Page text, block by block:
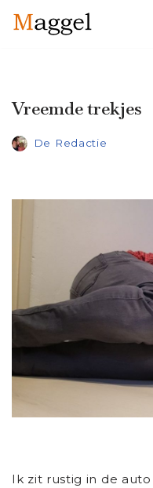
inhoud
Vreemde trekjes
De Redactie
Ik zit rustig in de